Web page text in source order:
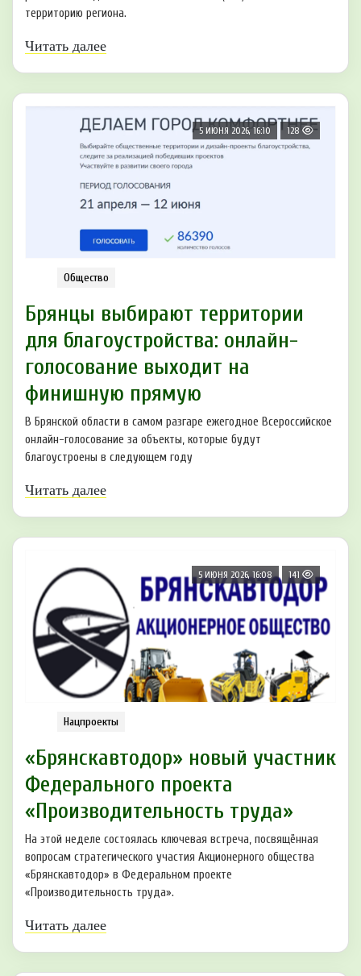
территорию региона.
Читать далее
5 ИЮНЯ 2026, 16:10 128
Общество
Брянцы выбирают территории
для благоустройства: онлайн-
голосование выходит на
финишную прямую
В Брянской области в самом разгаре ежегодное Всероссийское
онлайн-голосование за объекты, которые будут
благоустроены в следующем году
Читать далее
5 ИЮНЯ 2026, 16:08 141
Нацпроекты
«Брянскавтодор» новый участник
Федерального проекта
«Производительность труда»
На этой неделе состоялась ключевая встреча, посвящённая
вопросам стратегического участия Акционерного общества
«Брянскавтодор» в Федеральном проекте
«Производительность труда».
Читать далее